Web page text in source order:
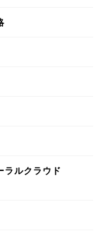
ラルクラウド